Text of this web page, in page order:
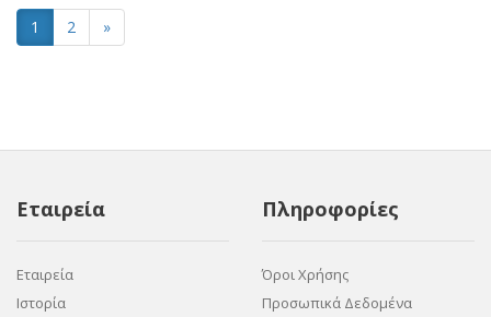
1 2 »
Εταιρεία
Εταιρεία
Ιστορία
Πληροφορίες
Όροι Χρήσης
Προσωπικά Δεδομένα